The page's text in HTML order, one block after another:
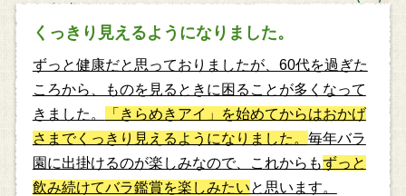
くっきり見えるようになりました。
ずっと健康だと思っておりましたが、60代を過ぎた
ころから、ものを見るときに困ることが多くなって
きました。
「きらめきアイ」を始めてからはおかげ
さまでくっきり見えるようになりました。 毎年バラ
園に出掛けるのが楽しみなので、これからもずっと
飲み続けてバラ鑑賞を楽しみたいと思います。